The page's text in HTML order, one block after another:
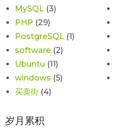
MySQL (3)
PHP (29)
PostgreSQL (1)
software (2)
Ubuntu (11)
windows (5)
买卖街 (4)
岁月累积